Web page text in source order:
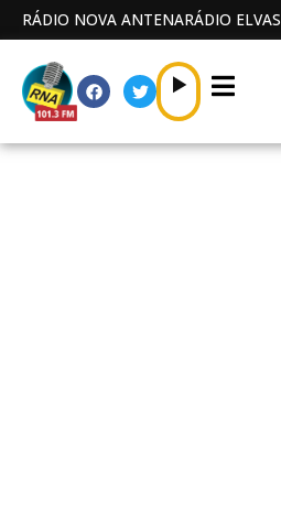
RÁDIO NOVA ANTENARÁDIO ELVAS